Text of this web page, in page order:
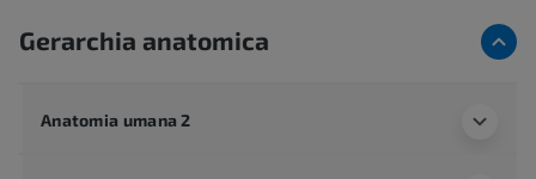
Gerarchia anatomica
Anatomia umana 2